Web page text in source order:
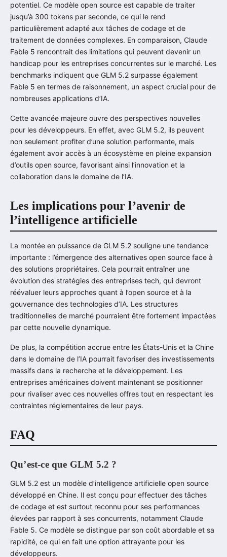
potentiel. Ce modèle open source est capable de traiter
jusqu’à 300 tokens par seconde, ce qui le rend
particulièrement adapté aux tâches de codage et de
traitement de données complexes. En comparaison, Claude
Fable 5 rencontrait des limitations qui peuvent devenir un
handicap pour les entreprises concurrentes sur le marché. Les
benchmarks indiquent que GLM 5.2 surpasse également
Fable 5 en termes de raisonnement, un aspect crucial pour de
nombreuses applications d’IA.
Cette avancée majeure ouvre des perspectives nouvelles
pour les développeurs. En effet, avec GLM 5.2, ils peuvent
non seulement profiter d’une solution performante, mais
également avoir accès à un écosystème en pleine expansion
d’outils open source, favorisant ainsi l’innovation et la
collaboration dans le domaine de l’IA.
Les implications pour l’avenir de
l’intelligence artificielle
La montée en puissance de GLM 5.2 souligne une tendance
importante : l’émergence des alternatives open source face à
des solutions propriétaires. Cela pourrait entraîner une
évolution des stratégies des entreprises tech, qui devront
réévaluer leurs approches quant à l’open source et à la
gouvernance des technologies d’IA. Les structures
traditionnelles de marché pourraient être fortement impactées
par cette nouvelle dynamique.
De plus, la compétition accrue entre les États-Unis et la Chine
dans le domaine de l’IA pourrait favoriser des investissements
massifs dans la recherche et le développement. Les
entreprises américaines doivent maintenant se positionner
pour rivaliser avec ces nouvelles offres tout en respectant les
contraintes réglementaires de leur pays.
FAQ
Qu’est-ce que GLM 5.2 ?
GLM 5.2 est un modèle d’intelligence artificielle open source
développé en Chine. Il est conçu pour effectuer des tâches
de codage et est surtout reconnu pour ses performances
élevées par rapport à ses concurrents, notamment Claude
Fable 5. Ce modèle se distingue par son coût abordable et sa
rapidité, ce qui en fait une option attrayante pour les
développeurs.